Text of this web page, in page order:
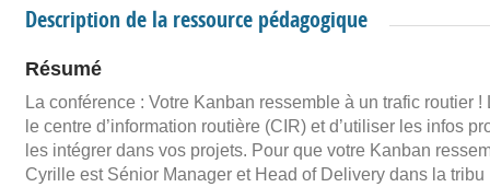
Description de la ressource pédagogique
Résumé
La conférence : Votre Kanban ressemble à un trafic routier
le centre d’information routière (CIR) et d’utiliser les infos
les intégrer dans vos projets. Pour que votre Kanban
Cyrille est Sénior Manager et Head of Delivery dans la